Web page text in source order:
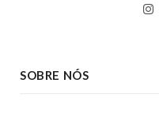
SOBRE NÓS